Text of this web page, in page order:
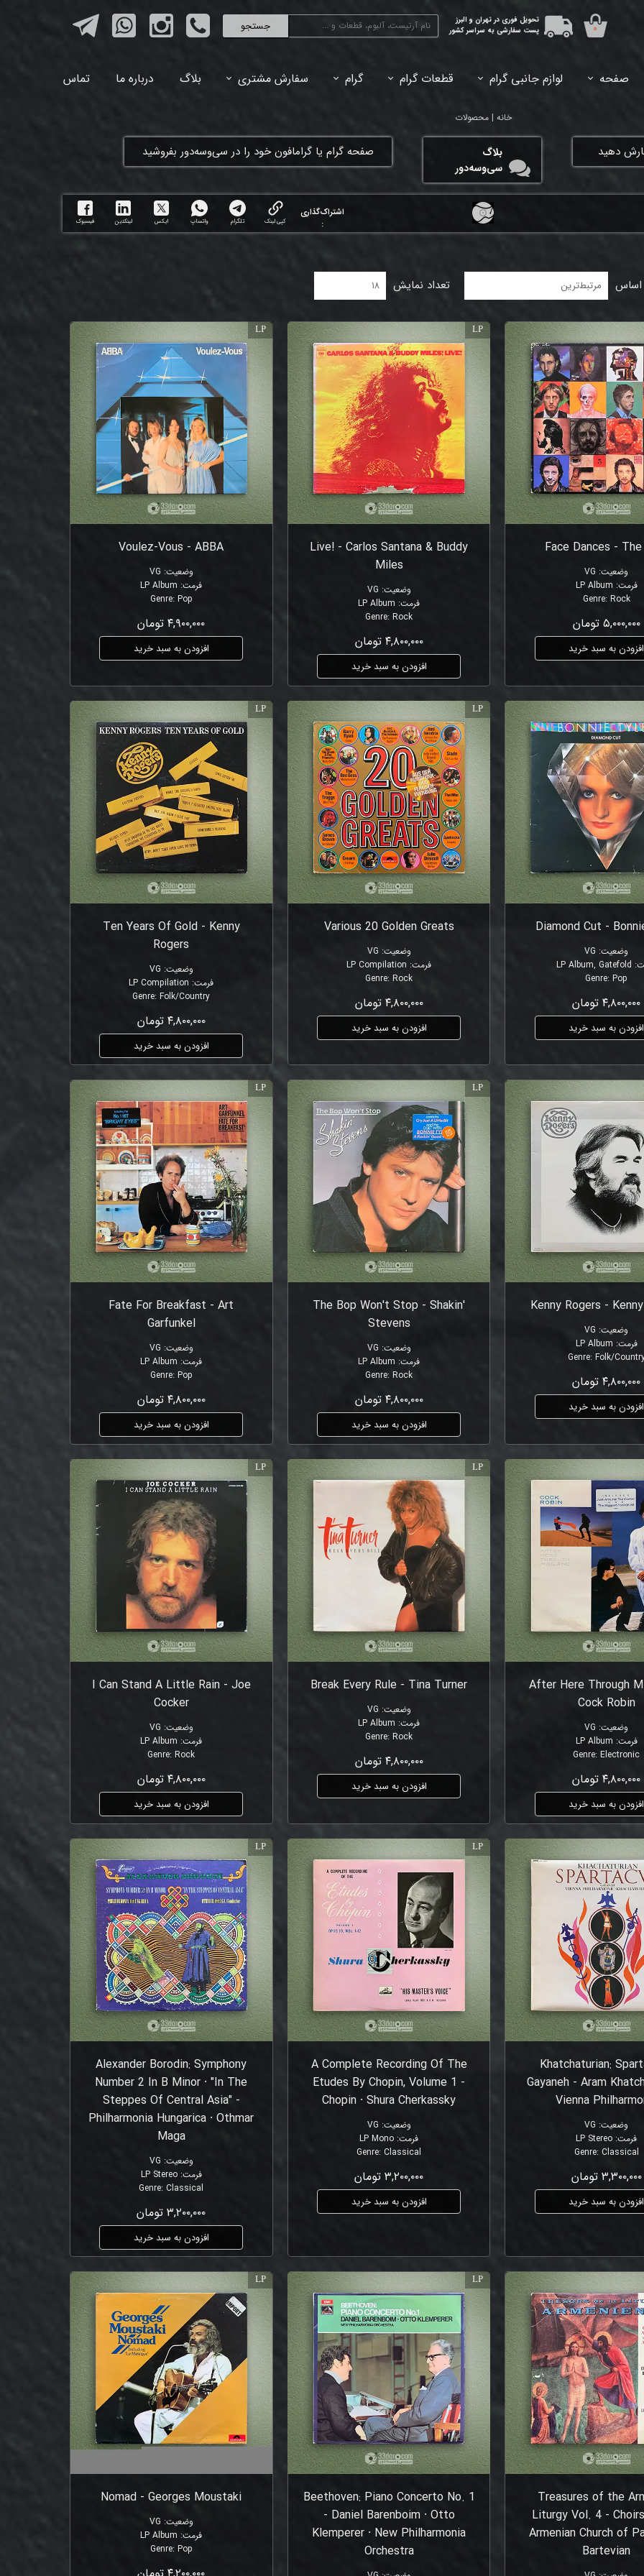
جستجو
تحویل فوری در تهران و البرز
پست سفارشی به سراسر کشور
۰
صفحه لوازم جانبی گرام قطعات گرام گرام سفارش مشتری بلاگ درباره ما تماس
خانه | محصولات
دهید ​صفحه گرام یا گرامافون خود را در سی‌وسه‌دور بفروشید
بلاگ
سی‌وسه‌دور
اشتراک‌گذاری
:
کپی لینک تلگرام واتساپ ایکس لینکدین فیسبوک
اساس مرتبط‌ترین تعداد نمایش ۱۸
Face Dances -
وضعیت:
VG
فرمت:
LP Album
Genre: Rock
۵,۰۰۰,۰۰۰ تومان
افزودن به سبد خرید
Live! - Carlos Santana & Buddy
Miles
وضعیت:
VG
فرمت:
LP Album
Genre:Rock
۴,۸۰۰,۰۰۰ تومان
افزودن به سبد خرید
LP
Voulez-Vous - ABBA
وضعیت:
VG
فرمت:
LP Album
Genre: Pop
۴,۹۰۰,۰۰۰ تومان
افزودن به سبد خرید
LP
Diamond Cut -
وضعیت:
VG
:
LP Album, Gatefold
Genre:Pop
۴,۸۰۰,۰۰۰ تومان
افزودن به سبد خرید
Various 20 Golden Greats
وضعیت:
VG
فرمت:
LP Compilation
Genre:Rock
۴,۸۰۰,۰۰۰ تومان
افزودن به سبد خرید
LP
Ten Years Of Gold - Kenny
Rogers
وضعیت:
VG
فرمت:
LP Compilation
Genre:Folk/Country
۴,۸۰۰,۰۰۰ تومان
افزودن به سبد خرید
LP
Kenny Rogers -
وضعیت:
VG
فرمت:
LP Album
Genre: Folk/
۴,۸۰۰,۰۰۰ تومان
افزودن به سبد خرید
The Bop Won't Stop - Shakin'
Stevens
وضعیت:
VG
فرمت:
LP Album
Genre:Rock
۴,۸۰۰,۰۰۰ تومان
افزودن به سبد خرید
LP
Fate For Breakfast - Art
Garfunkel
وضعیت:
VG
فرمت:
LP Album
Genre: Pop
۴,۸۰۰,۰۰۰ تومان
افزودن به سبد خرید
LP
After Here Through
Cock Robin
وضعیت:
VG
فرمت:
LP Album
Genre:Electronic
۴,۸۰۰,۰۰۰ تومان
افزودن به سبد خرید
Break Every Rule - Tina Turner
وضعیت:
VG
فرمت:
LP Album
Genre:Rock
۴,۸۰۰,۰۰۰ تومان
افزودن به سبد خرید
LP
I Can Stand A Little Rain - Joe
Cocker
وضعیت:
VG
فرمت:
LP Album
Genre:Rock
۴,۸۰۰,۰۰۰ تومان
افزودن به سبد خرید
LP
Khatchaturian:
Gayaneh - Aram
Vienna
وضعیت:
VG
فرمت:
LP Stereo
Genre: Classical
۳,۳۰۰,۰۰۰ تومان
افزودن به سبد خرید
A Complete Recording Of The
Etudes By Chopin, Volume 1 -
Chopin ⸱ Shura Cherkassky
وضعیت:
VG
فرمت:
LP Mono
Genre:Classical
۳,۲۰۰,۰۰۰ تومان
افزودن به سبد خرید
LP
Alexander Borodin: Symphony
Number 2 In B Minor ⸱ "In The
Steppes Of Central Asia" -
Philharmonia Hungarica ⸱ Othmar
Maga
وضعیت:
VG
فرمت:
LP Stereo
Genre:Classical
۳,۲۰۰,۰۰۰ تومان
افزودن به سبد خرید
LP
Treasures of the
Liturgy Vol. 4 -
Armenian Church of
Bartevian
Beethoven: Piano Concerto No. 1
- Daniel Barenboim ⸱ Otto
Klemperer ⸱ New Philharmonia
Orchestra
LP
Nomad - Georges Moustaki
وضعیت:
VG
فرمت:
LP Album
Genre: Pop
LP